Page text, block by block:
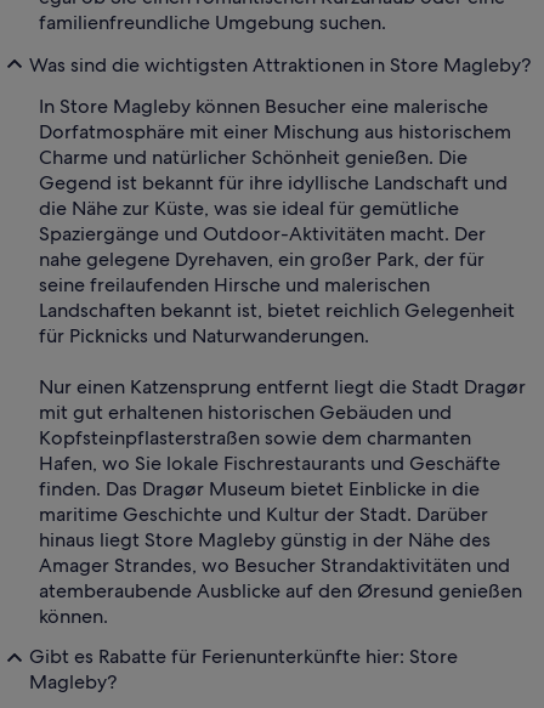
familienfreundliche Umgebung suchen.
Was sind die wichtigsten Attraktionen in Store Magleby?
In Store Magleby können Besucher eine malerische
Dorfatmosphäre mit einer Mischung aus historischem
Charme und natürlicher Schönheit genießen. Die
Gegend ist bekannt für ihre idyllische Landschaft und
die Nähe zur Küste, was sie ideal für gemütliche
Spaziergänge und Outdoor-Aktivitäten macht. Der
nahe gelegene Dyrehaven, ein großer Park, der für
seine freilaufenden Hirsche und malerischen
Landschaften bekannt ist, bietet reichlich Gelegenheit
für Picknicks und Naturwanderungen.
Nur einen Katzensprung entfernt liegt die Stadt Dragør
mit gut erhaltenen historischen Gebäuden und
Kopfsteinpflasterstraßen sowie dem charmanten
Hafen, wo Sie lokale Fischrestaurants und Geschäfte
finden. Das Dragør Museum bietet Einblicke in die
maritime Geschichte und Kultur der Stadt. Darüber
hinaus liegt Store Magleby günstig in der Nähe des
Amager Strandes, wo Besucher Strandaktivitäten und
atemberaubende Ausblicke auf den Øresund genießen
können.
Gibt es Rabatte für Ferienunterkünfte hier: Store
Magleby?